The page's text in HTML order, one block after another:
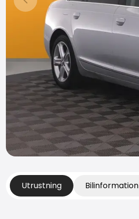
Föregående bild
Utrustning Bilinformation